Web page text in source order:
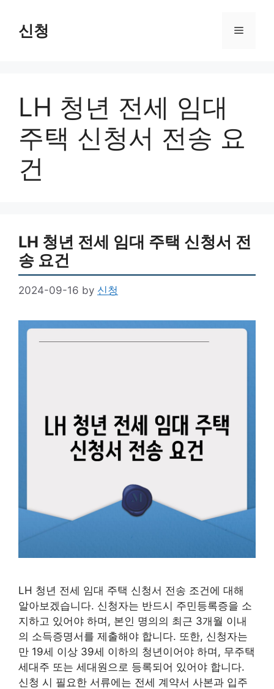
content신청 Menu
LH 청년 전세 임대
주택 신청서 전송 요
건
LH 청년 전세 임대 주택 신청서 전
송 요건
2024-09-16 by 신청
LH 청년 전세 임대 주택 신청서 전송 조건에 대해
알아보겠습니다. 신청자는 반드시 주민등록증을 소
지하고 있어야 하며, 본인 명의의 최근 3개월 이내
의 소득증명서를 제출해야 합니다. 또한, 신청자는
만 19세 이상 39세 이하의 청년이어야 하며, 무주택
세대주 또는 세대원으로 등록되어 있어야 합니다.
신청 시 필요한 서류에는 전세 계약서 사본과 입주